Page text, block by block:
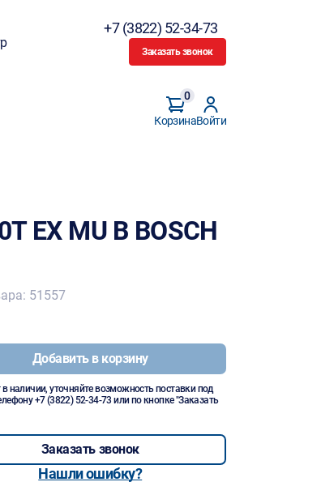
+7 (3822) 52-34-73
Заказать звонок
Корзина
0
Войти
EX MU B BOSCH
51557
Добавить в корзину
в наличии, уточняйте возможность поставки под
+7 (3822) 52-34-73 или по кнопке "Заказать
Заказать звонок
Нашли ошибку?